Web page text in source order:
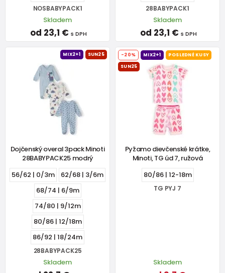
NOSBABYPACK1
Skladem
od 23,1 € s DPH
28BABYPACK1
Skladem
od 23,1 € s DPH
MIX2+1 SUN25
Dojčenský overal 3pack Minoti
28BABYPACK25 modrý
56/62 | 0/3m
62/68 | 3/6m
68/74 | 6/9m
74/80 | 9/12m
80/86 | 12/18m
86/92 | 18/24m
28BABYPACK25
Skladem
-20% MIX2+1
POSLEDNÉ KUSY
SUN25
Pyžamo dievčenské krátke,
Minoti, TG úd 7, ružová
80/86 | 12-18m
TG PYJ 7
Skladem